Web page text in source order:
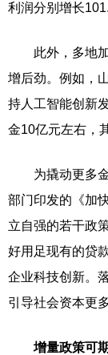
利润分别增长
此外，多地加
增后劲。例如，
持人工智能创新
金10亿元左右，
为撬动更多金
部门印发的《加
立自强的若干政
好用足现有的贷
企业科技创新。
引导社会资本更
增量政策可期